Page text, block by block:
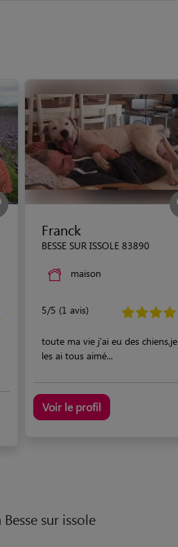
Franck
BESSE SUR ISSOLE 83890
maison
5/5 (1 avis)
toute ma vie j'ai eu des chiens,je
les ai tous aimé...
Voir le profil
sur issole